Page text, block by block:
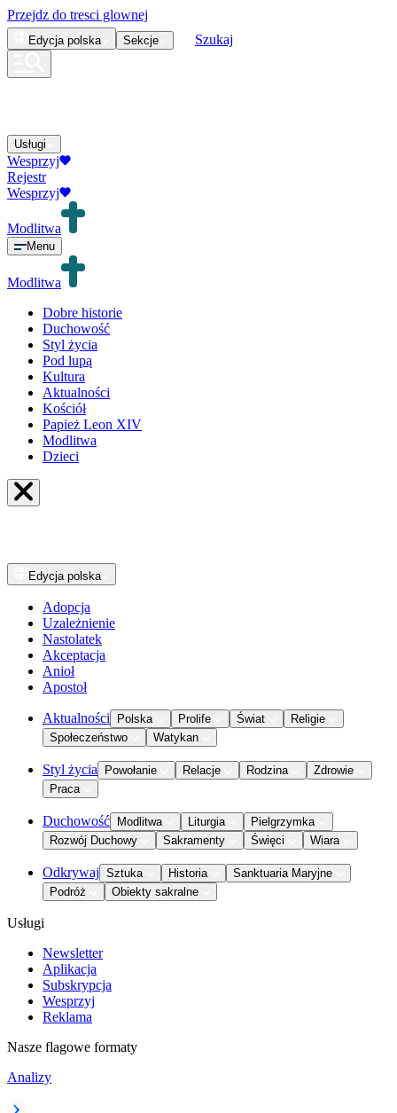
Przejdz do tresci glownej
Edycja polska Sekcje Szukaj
Usługi
Wesprzyj
Rejestr
Wesprzyj
Modlitwa
Menu
Modlitwa
Dobre historie
Duchowość
Styl życia
Pod lupą
Kultura
Aktualności
Kościół
Papież Leon XIV
Modlitwa
Dzieci
Edycja polska
Adopcja
Uzależnienie
Nastolatek
Akceptacja
Anioł
Apostoł
Aktualności Polska Prolife Świat
Religie
Społeczeństwo
Watykan
Styl życia Powołanie Relacje Rodzina
Zdrowie
Praca
Duchowość Modlitwa Liturgia
Pielgrzymka
Rozwój Duchowy
Sakramenty Święci Wiara
Odkrywaj Sztuka Historia
Sanktuaria Maryjne
Podróż
Obiekty sakralne
Usługi
Newsletter
Aplikacja
Subskrypcja
Wesprzyj
Reklama
Nasze flagowe formaty
Analizy